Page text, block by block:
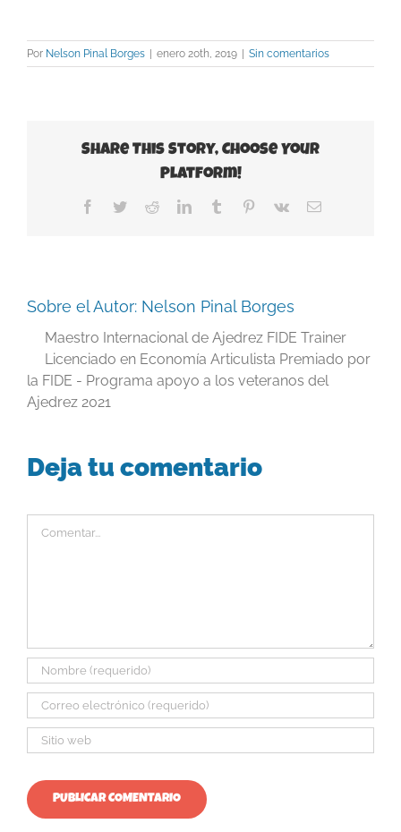
Por Nelson Pinal Borges | enero 20th, 2019 | Sin comentarios
Share This Story, Choose Your
Platform!
Facebook
TwitterRedditLinkedInTumblr Pinterest
Vk
Correo
Sobre el Autor: Nelson Pinal Borges
Maestro Internacional de Ajedrez FIDE Trainer
Licenciado en Economía Articulista Premiado por
la FIDE - Programa apoyo a los veteranos del
Ajedrez 2021
Deja tu comentario